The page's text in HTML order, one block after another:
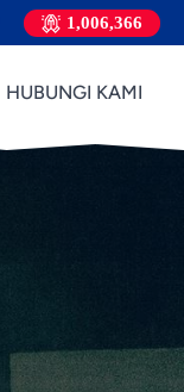
1,006,366
HUBUNGI KAMI